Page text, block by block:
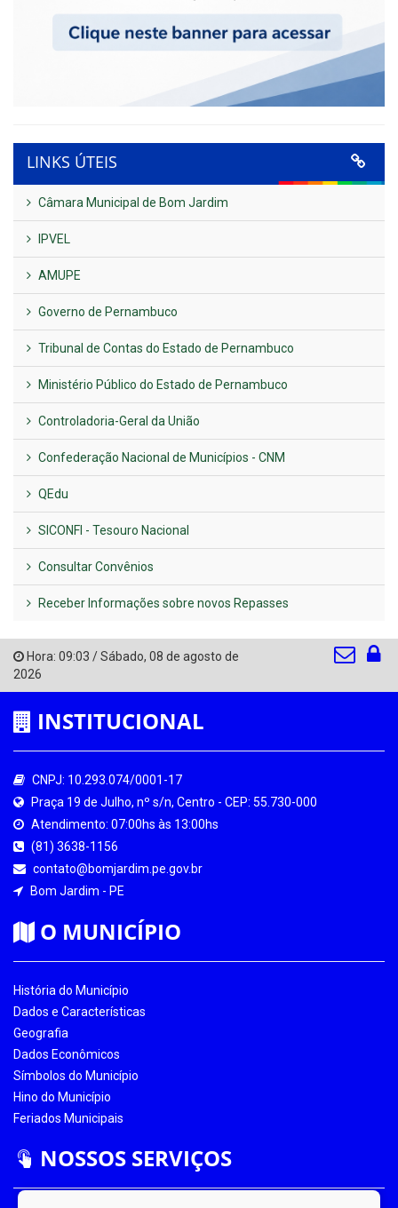
LINKS ÚTEIS
Câmara Municipal de Bom Jardim
IPVEL
AMUPE
Governo de Pernambuco
Tribunal de Contas do Estado de Pernambuco
Ministério Público do Estado de Pernambuco
Controladoria-Geral da União
Confederação Nacional de Municípios - CNM
QEdu
SICONFI - Tesouro Nacional
Consultar Convênios
Receber Informações sobre novos Repasses
Hora: 09:03 /Sábado, 08 de agosto de
2026
INSTITUCIONAL
CNPJ: 10.293.074/0001-17
Praça 19 de Julho, nº s/n, Centro - CEP: 55.730-000
Atendimento: 07:00hs às 13:00hs
(81) 3638-1156
contato@bomjardim.pe.gov.br
Bom Jardim - PE
O MUNICÍPIO
História do Município
Dados e Características
Geografia
Dados Econômicos
Símbolos do Município
Hino do Município
Feriados Municipais
NOSSOS SERVIÇOS